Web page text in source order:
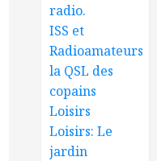
radio.
ISS et
Radioamateurs
la QSL des
copains
Loisirs
Loisirs: Le
jardin